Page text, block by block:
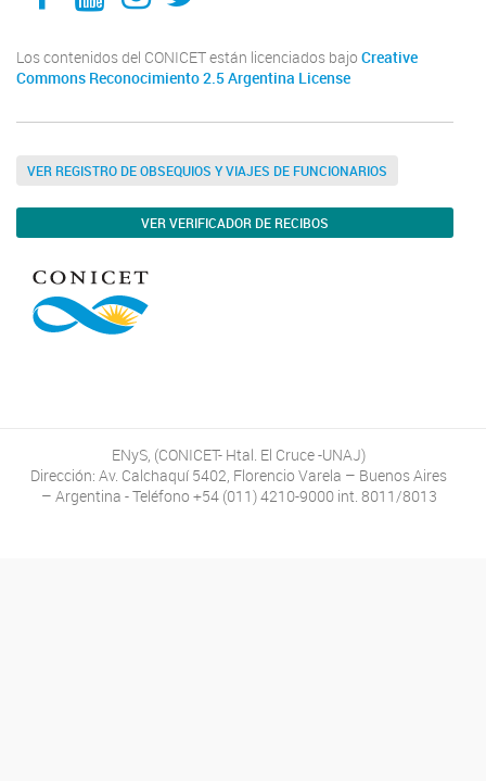
Los contenidos del CONICET están licenciados bajo Creative
Commons Reconocimiento 2.5 Argentina License
VER REGISTRO DE OBSEQUIOS Y VIAJES DE FUNCIONARIOS
VER VERIFICADOR DE RECIBOS
ENyS, (CONICET- Htal. El Cruce -UNAJ)
Dirección: Av. Calchaquí 5402, Florencio Varela – Buenos Aires
– Argentina - Teléfono +54 (011) 4210-9000 int. 8011/8013